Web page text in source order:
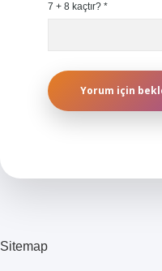
7 + 8 kaçtır? *
Sitemap